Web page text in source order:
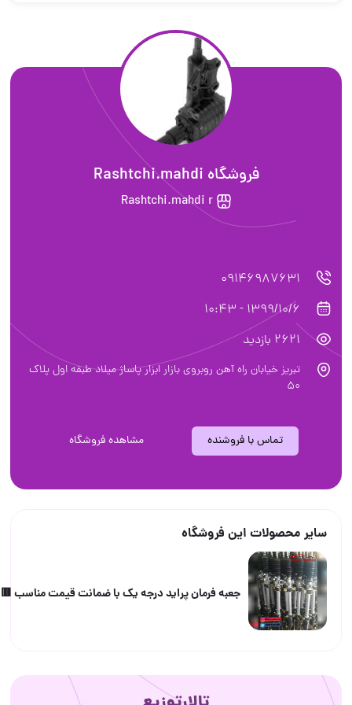
فروشگاه Rashtchi.mahdi
Rashtchi.mahdi r
1399/10/6 -
بازدید
خیابان راه آهن روبروی بازار ابزار پاساژ میلاد طبقه اول پلاک
تماس با فروشنده مشاهده فروشگاه
این فروشگاه
جعبه فرمان پراید درجه یک با ضمانت قیمت مناسب 🟥🟥🟥🟥🟥🟥